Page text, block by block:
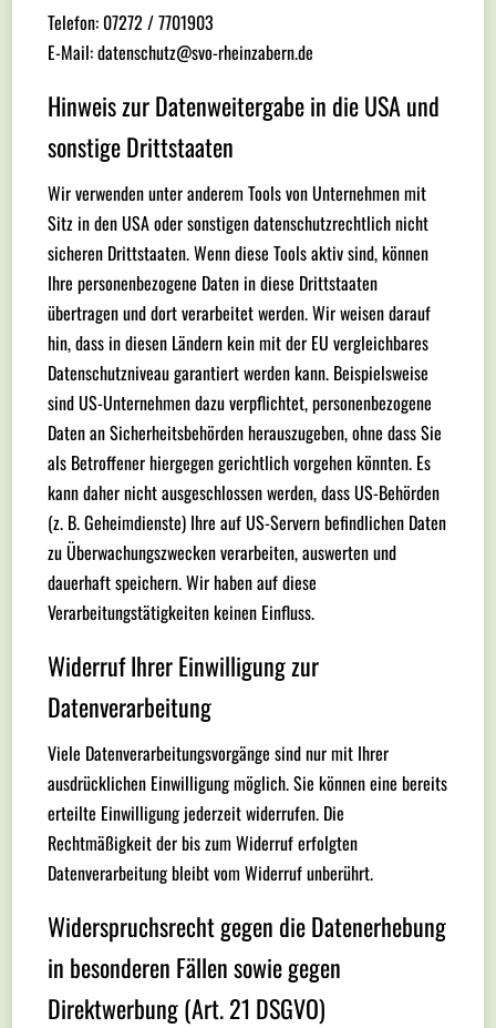
Telefon: 07272 / 7701903
E-Mail: datenschutz@svo-rheinzabern.de
Hinweis zur Datenweitergabe in die USA und
sonstige Drittstaaten
Wir verwenden unter anderem Tools von Unternehmen mit
Sitz in den USA oder sonstigen datenschutzrechtlich nicht
sicheren Drittstaaten. Wenn diese Tools aktiv sind, können
Ihre personenbezogene Daten in diese Drittstaaten
übertragen und dort verarbeitet werden. Wir weisen darauf
hin, dass in diesen Ländern kein mit der EU vergleichbares
Datenschutzniveau garantiert werden kann. Beispielsweise
sind US-Unternehmen dazu verpflichtet, personenbezogene
Daten an Sicherheitsbehörden herauszugeben, ohne dass Sie
als Betroffener hiergegen gerichtlich vorgehen könnten. Es
kann daher nicht ausgeschlossen werden, dass US-Behörden
(z. B. Geheimdienste) Ihre auf US-Servern befindlichen Daten
zu Überwachungszwecken verarbeiten, auswerten und
dauerhaft speichern. Wir haben auf diese
Verarbeitungstätigkeiten keinen Einfluss.
Widerruf Ihrer Einwilligung zur
Datenverarbeitung
Viele Datenverarbeitungsvorgänge sind nur mit Ihrer
ausdrücklichen Einwilligung möglich. Sie können eine bereits
erteilte Einwilligung jederzeit widerrufen. Die
Rechtmäßigkeit der bis zum Widerruf erfolgten
Datenverarbeitung bleibt vom Widerruf unberührt.
Widerspruchsrecht gegen die Datenerhebung
in besonderen Fällen sowie gegen
Direktwerbung (Art. 21 DSGVO)